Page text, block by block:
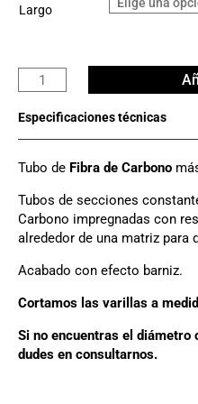
Largo
Tubo
Carbono
3K
x
31mm
cantidad
Tubo de Fibra de Carbono
Tubos de secciones
Carbono impregnadas con
alrededor de una matriz para
Acabado con efecto barniz.
Cortamos las varillas a
Si no encuentras el diámetro
dudes en consultarnos.